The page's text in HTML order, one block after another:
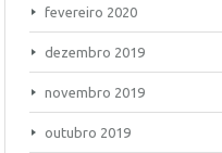
fevereiro 2020
dezembro 2019
novembro 2019
outubro 2019